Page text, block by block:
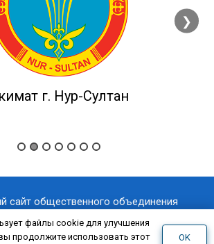
г. Нур-Султан
❯
сайт общественного объединения
отраслевой профессиональный союз
здравоохранения«AQNİET
файлы cookie для улучшения
продолжите использовать этот
OK